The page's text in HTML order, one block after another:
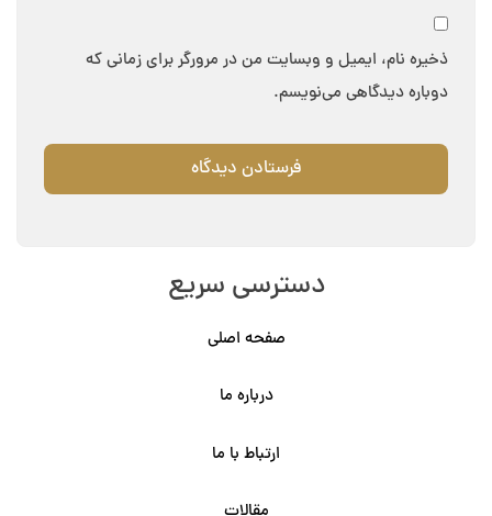
ذخیره نام، ایمیل و وبسایت من در مرورگر برای زمانی که
دوباره دیدگاهی می‌نویسم.
دسترسی سریع
صفحه اصلی
درباره ما
ارتباط با ما